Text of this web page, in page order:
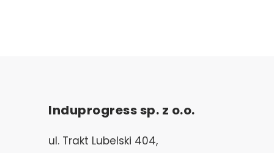
Induprogress sp. z o.o.
ul. Trakt Lubelski 404,